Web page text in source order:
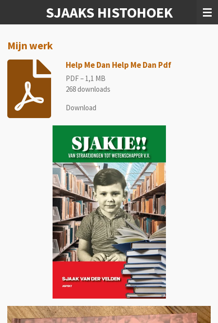
de
hoofdinhoud
SJAAKS HISTOHOEK
Mijn werk
Help Me Dan Help Me Dan Pdf
PDF – 1,1 MB
268 downloads
Download